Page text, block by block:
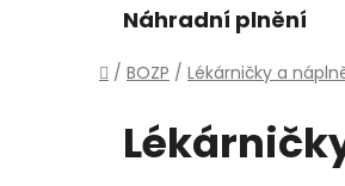
Náhradní plnění
Domů
/ BOZP / Lékárničky a